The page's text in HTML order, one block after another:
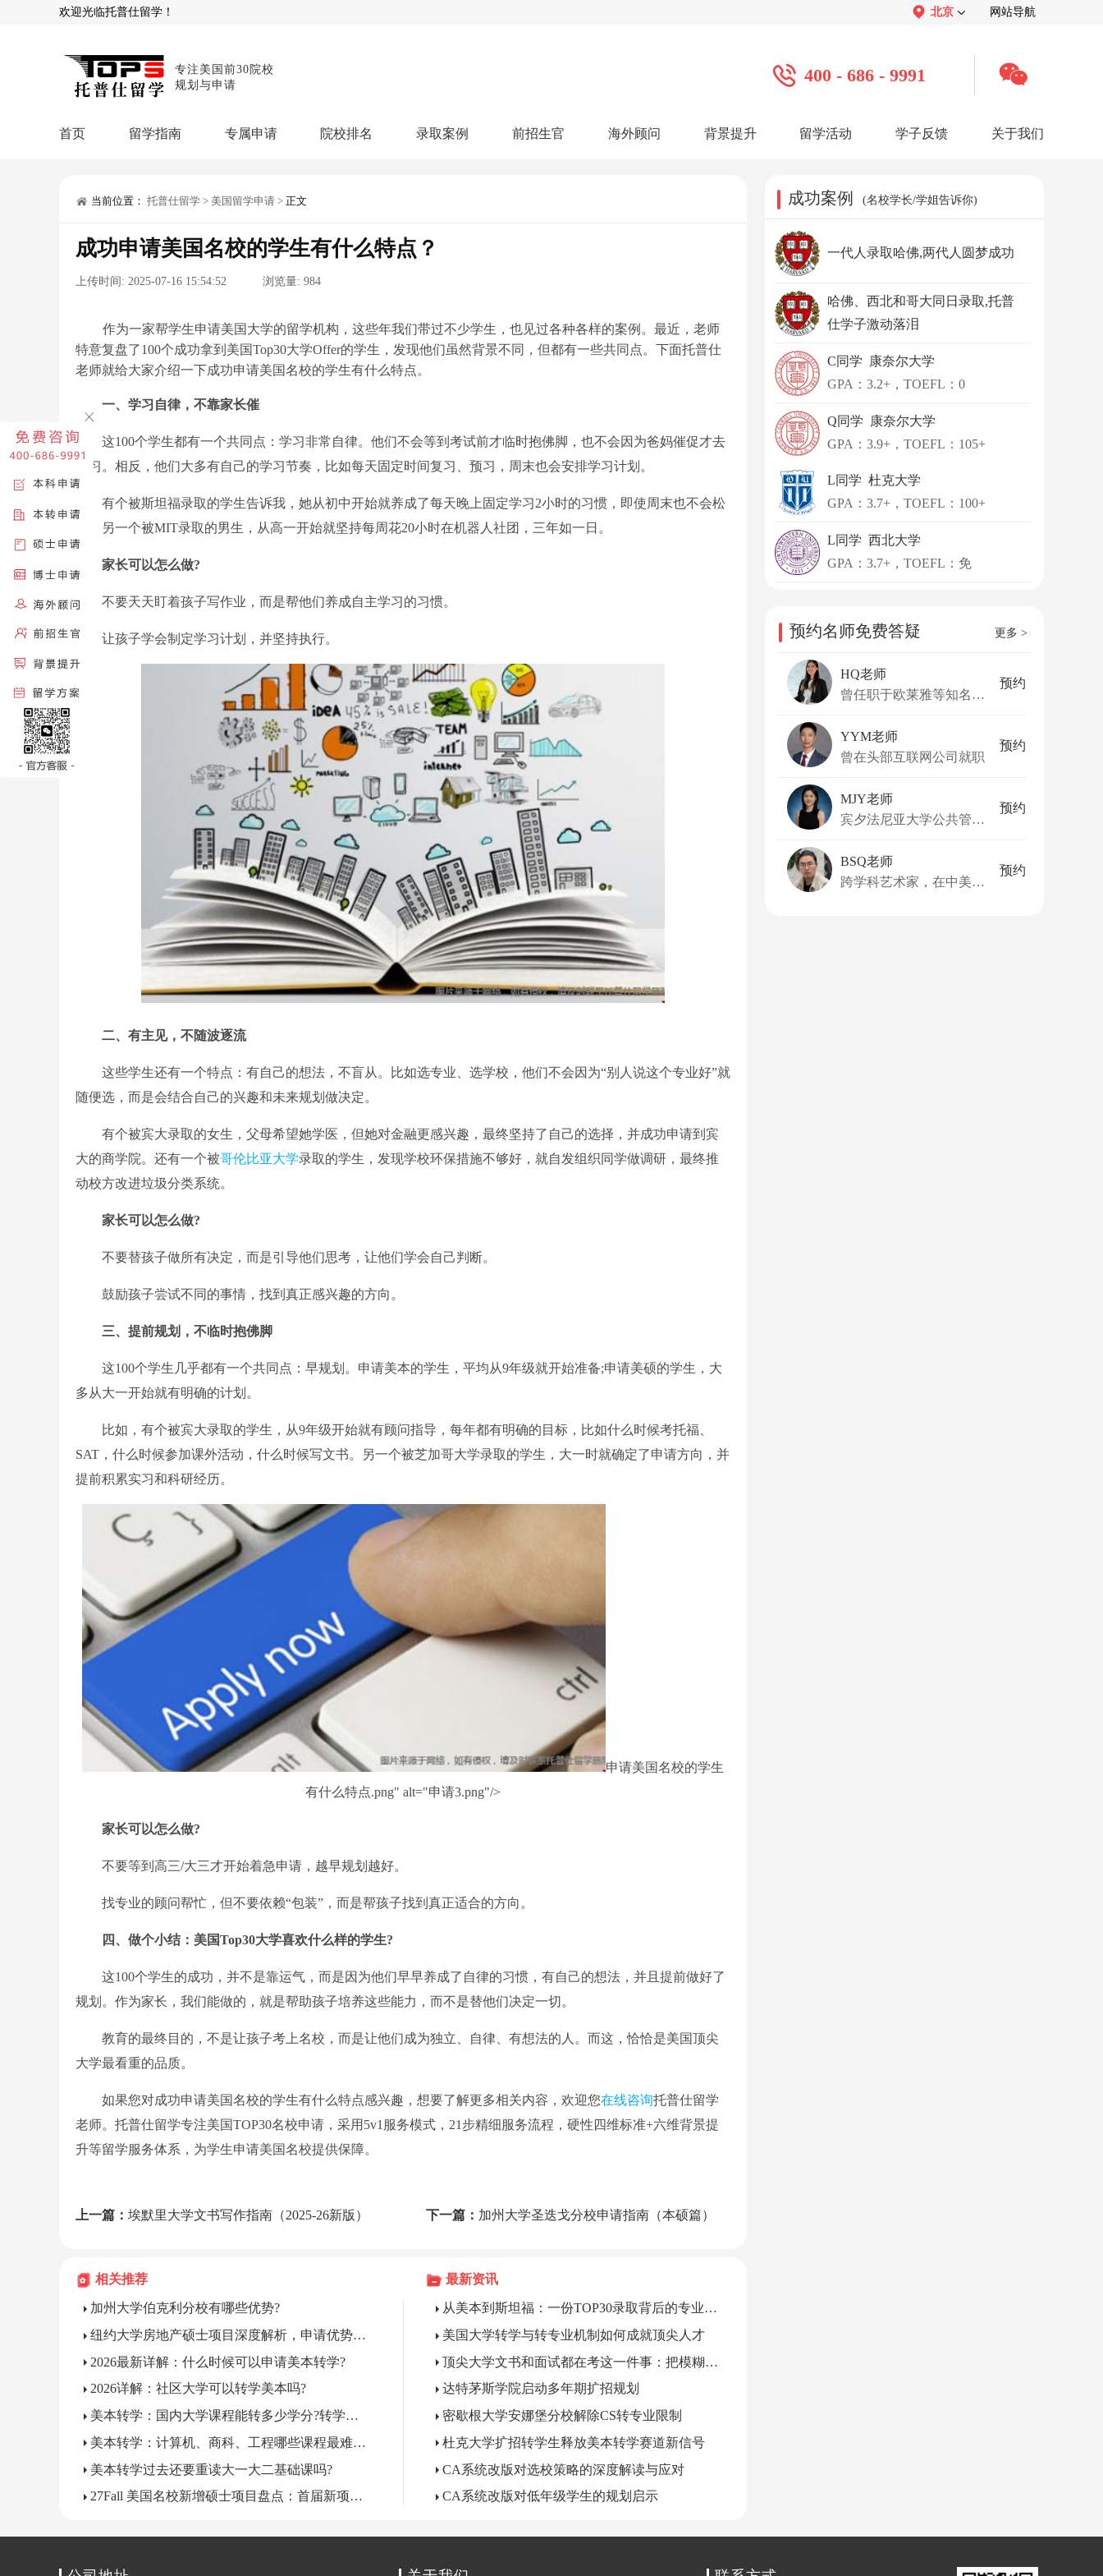
欢迎光临托普仕留学！ 北京 网站导航
专注美国前30院校
规划与申请
400 - 686 - 9991
首页 留学指南
留学攻略
留学资讯 院校资讯
专属申请
本科申请：
博士申请： 博士定制方案
混合申请：
留学工具： GPA计算器 留学评估 智能诊断
院校排名 录取案例 前招生官 海外顾问 背景提升
特色项目
留学活动 学子反馈
学子心声： 感谢视频 学子访谈
关于我们
品牌介绍： 关于我们 公司活动 媒体报道
当前位置： 托普仕留学 > 美国留学申请 > 正文
成功申请美国名校的学生有什么特点？
上传时间: 2025-07-16 15:54:52 浏览量: 984
作为一家帮学生申请美国大学的留学机构，这些年我们带过不少学生，也见过各种各样的案例。最近，老师
特意复盘了100个成功拿到美国Top30大学Offer的学生，发现他们虽然背景不同，但都有一些共同点。下面托普仕
老师就给大家介绍一下成功申请美国名校的学生有什么特点。
一、学习自律，不靠家长催
这100个学生都有一个共同点：学习非常自律。他们不会等到考试前才临时抱佛脚，也不会因为爸妈催促才去
学习。相反，他们大多有自己的学习节奏，比如每天固定时间复习、预习，周末也会安排学习计划。
有个被斯坦福录取的学生告诉我，她从初中开始就养成了每天晚上固定学习2小时的习惯，即使周末也不会松
懈。另一个被MIT录取的男生，从高一开始就坚持每周花20小时在机器人社团，三年如一日。
家长可以怎么做?
不要天天盯着孩子写作业，而是帮他们养成自主学习的习惯。
让孩子学会制定学习计划，并坚持执行。
二、有主见，不随波逐流
这些学生还有一个特点：有自己的想法，不盲从。比如选专业、选学校，他们不会因为“别人说这个专业好”就
随便选，而是会结合自己的兴趣和未来规划做决定。
有个被宾大录取的女生，父母希望她学医，但她对金融更感兴趣，最终坚持了自己的选择，并成功申请到宾
大的商学院。还有一个被哥伦比亚大学录取的学生，发现学校环保措施不够好，就自发组织同学做调研，最终推
动校方改进垃圾分类系统。
家长可以怎么做?
不要替孩子做所有决定，而是引导他们思考，让他们学会自己判断。
鼓励孩子尝试不同的事情，找到真正感兴趣的方向。
三、提前规划，不临时抱佛脚
这100个学生几乎都有一个共同点：早规划。申请美本的学生，平均从9年级就开始准备;申请美硕的学生，大
多从大一开始就有明确的计划。
比如，有个被宾大录取的学生，从9年级开始就有顾问指导，每年都有明确的目标，比如什么时候考托福、
SAT，什么时候参加课外活动，什么时候写文书。另一个被芝加哥大学录取的学生，大一时就确定了申请方向，并
提前积累实习和科研经历。
申请美国名校的学生
有什么特点.png" alt="申请3.png"/>
家长可以怎么做?
不要等到高三/大三才开始着急申请，越早规划越好。
找专业的顾问帮忙，但不要依赖“包装”，而是帮孩子找到真正适合的方向。
四、做个小结：美国Top30大学喜欢什么样的学生?
这100个学生的成功，并不是靠运气，而是因为他们早早养成了自律的习惯，有自己的想法，并且提前做好了
规划。作为家长，我们能做的，就是帮助孩子培养这些能力，而不是替他们决定一切。
教育的最终目的，不是让孩子考上名校，而是让他们成为独立、自律、有想法的人。而这，恰恰是美国顶尖
大学最看重的品质。
如果您对成功申请美国名校的学生有什么特点感兴趣，想要了解更多相关内容，欢迎您在线咨询托普仕留学
老师。托普仕留学专注美国TOP30名校申请，采用5v1服务模式，21步精细服务流程，硬性四维标准+六维背景提
升等留学服务体系，为学生申请美国名校提供保障。
上一篇： 埃默里大学文书写作指南（2025-26新版） 下一篇： 加州大学圣迭戈分校申请指南（本硕篇）
相关推荐 最新资讯
加州大学伯克利分校有哪些优势?
纽约大学房地产硕士项目深度解析，申请优势有哪些?
2026最新详解：什么时候可以申请美本转学?
2026详解：社区大学可以转学美本吗?
美本转学：国内大学课程能转多少学分?转学分少要多读一年怎么办?
美本转学：计算机、商科、工程哪些课程最难转学分?
美本转学过去还要重读大一大二基础课吗?
27Fall 美国名校新增硕士项目盘点：首届新项目申请机遇解析
从美本到斯坦福：一份TOP30录取背后的专业支撑
美国大学转学与转专业机制如何成就顶尖人才
顶尖大学文书和面试都在考这一件事：把模糊关心变成精准问题
达特茅斯学院启动多年期扩招规划
密歇根大学安娜堡分校解除CS转专业限制
杜克大学扩招转学生释放美本转学赛道新信号
CA系统改版对选校策略的深度解读与应对
CA系统改版对低年级学生的规划启示
成功案例 (名校学长/学姐告诉你)
一代人录取哈佛,两代人圆梦成功
哈佛、西北和哥大同日录取,托普
仕学子激动落泪
C同学 康奈尔大学
GPA：3.2+，TOEFL：0
Q同学 康奈尔大学
GPA：3.9+，TOEFL：105+
L同学 杜克大学
GPA：3.7+，TOEFL：100+
L同学 西北大学
GPA：3.7+，TOEFL：免
预约名师免费答疑 更多 >
HQ老师
曾任职于欧莱雅等知名企业
预约
YYM老师
曾在头部互联网公司就职
预约
MJY老师
宾夕法尼亚大学公共管理硕士
预约
BSQ老师
跨学科艺术家，在中美有丰富的艺术创作经验
预约